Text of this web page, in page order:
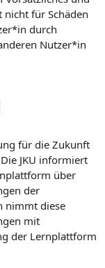
nicht für Schäden
durch
Nutzer*in
für die Zukunft
JKU informiert
über
der
nimmt diese
mit
der Lernplattform